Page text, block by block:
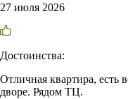
27 июля 2026
Достоинства:
Отличная квартира, есть
дворе. Рядом ТЦ.